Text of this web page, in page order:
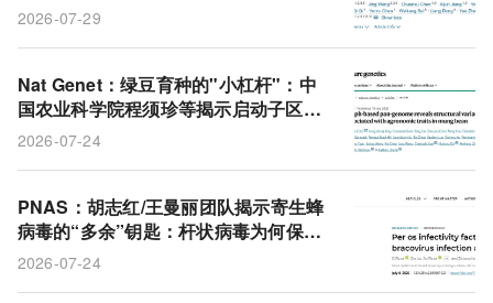
2026-07-29
Nat Genet：绿豆育种的"小杠杆"：中
国农业科学院程须珍等揭示启动子区几
十个碱基的变动调控类黄酮和抗虫性
2026-07-24
PNAS：胡志红/王曼丽团队揭示寄生蜂
病毒的“多余”钥匙：杆状病毒为何保留
经口感染因子？答案关乎生死
2026-07-24